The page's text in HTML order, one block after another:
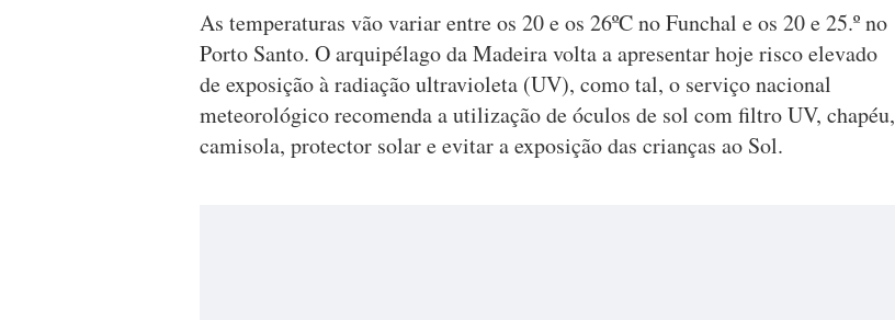
As temperaturas vão variar entre os 20 e os 26ºC no Funchal e os 20 e 25.º no
Porto Santo. O arquipélago da Madeira volta a apresentar hoje risco elevado
de exposição à radiação ultravioleta (UV), como tal, o serviço nacional
meteorológico recomenda a utilização de óculos de sol com filtro UV, chapéu,
camisola, protector solar e evitar a exposição das crianças ao Sol.